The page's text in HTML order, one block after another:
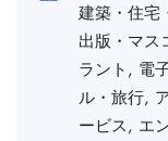
建築・住宅
出版・マス
ラント, 電
ル・旅行,
ービス, エ